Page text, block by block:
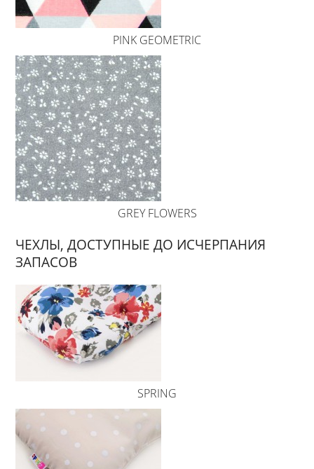
PINK GEOMETRIC
GREY FLOWERS
ЧЕХЛЫ, ДОСТУПНЫЕ ДО ИСЧЕРПАНИЯ
ЗАПАСОВ
SPRING